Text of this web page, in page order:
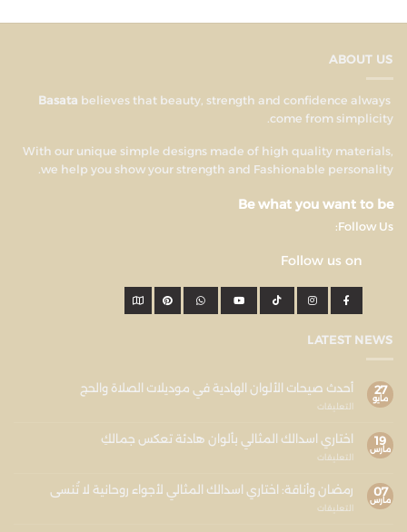
ABOUT US
believes that beauty, strength and confidence always
come from simplicity.
With our unique simple designs made of high quality materials,
we help you show your strength and Fashionable personality.
Be what you want to be
Follow Us:
Follow us on
LATEST NEWS
27
مايو
أحدث صيحات الألوان الهادية في موديلات الصلاة والحج
التعليقات
19
مارس
اختاري اسدالك المثالي بألوان هادئة تعكس جمالكِ
التعليقات
07
مارس
رمضان وأناقة: اختاري اسدالك المثالي لأجواء روحانية لا تُنسى
التعليقات